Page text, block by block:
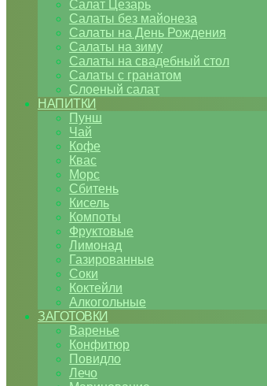
Салат Цезарь
Салаты без майонеза
Салаты на День Рождения
Салаты на зиму
Салаты на свадебный стол
Салаты с гранатом
Слоеный салат
НАПИТКИ
Пунш
Чай
Кофе
Квас
Морс
Сбитень
Кисель
Компоты
Фруктовые
Лимонад
Газированные
Соки
Коктейли
Алкогольные
ЗАГОТОВКИ
Варенье
Конфитюр
Повидло
Лечо